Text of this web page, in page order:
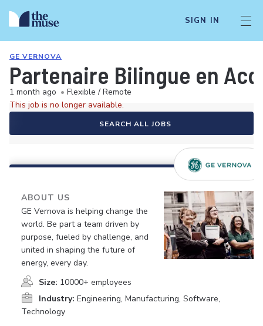
SIGN IN
GE VERNOVA
Partenaire Bilingue en
1 month ago • Flexible / Remote
This job is no longer available.
SEARCH ALL JOBS
ABOUT US
GE Vernova is helping change the
world. Be part a team driven by
purpose, fueled by challenge, and
united in shaping the future of
energy, every day.
Size: 10000+ employees
Industry: Engineering, Manufacturing, Software,
Technology